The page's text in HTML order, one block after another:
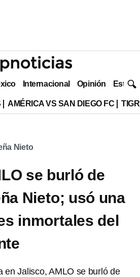
Internacional Opinión Estilo
AMÉRICA VS SAN DIEGO FC
Nieto
se burló de
Nieto; usó una
inmortales del
en Jalisco, AMLO se burló de